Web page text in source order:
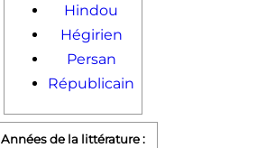
Hindou
Hégirien
Persan
Républicain
Années de la littérature :